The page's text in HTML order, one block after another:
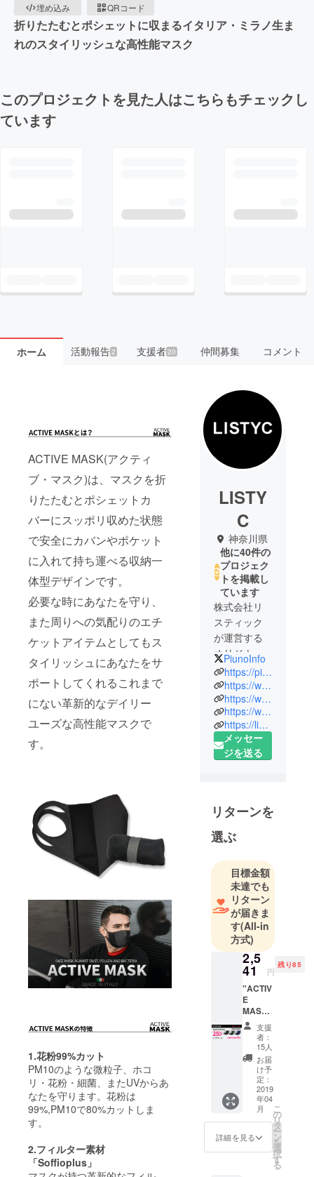
埋め込み
QRコード
折りたたむとポシェットに収まるイタリア・ミラノ生ま
れのスタイリッシュな高性能マスク
このプロジェクトを見た人はこちらもチェックし
ています
ホーム 活動報告2 支援者 20 仲間募集 コメント
ACTIVE MASK(アクティ
ブ・マスク)は、マスクを折
りたたむとポシェットカ
バーにスッポリ収めた状態
で安全にカバンやポケット
に入れて持ち運べる収納一
体型デザインです。
必要な時にあなたを守り、
また周りへの気配りのエチ
ケットアイテムとしてもス
タイリッシュにあなたをサ
ポートしてくれるこれまで
にない革新的なデイリー
ユーズな高性能マスクで
す。
1.花粉99%カット
PM10のような微粒子、ホコ
リ・花粉・細菌、またUVからあ
なたを守ります。花粉は
99%,PM10で80%カットしま
す。
2.フィルター素材
「Soffioplus」
LISTY
C
神奈川県
他に40件の
プロジェク
トを掲載し
ています
株式会社リ
スティック
が運営する
オリジナル
ブランド
「piuno」
は、イタリ
アでのアパ
レル勤務の
経験を活か
し、2021年
ドで2023年
に「piùno」
を商標登録
た。piunoに
は、日常に
溶け込むシ
ンプルなデ
ザインに
「あると嬉
しい」独自
の機能を何
かひとつプ
ラスしたモ
ノづくりを
目指すとい
う意味を込
piunoは、少
人数のチー
ムですが、
PiunoInfo
https://piuuno.com
https://www.instagram.com/piunodesign/
https://www.facebook.com/piunodesign
https://www.youtube.com/@piuno2022
https://lin.ee/1H0DTzi
メッセー
ジを送る
リターンを
選ぶ
目標金額
未達でも
リターン
が届きま
す(All-in
方式)
2,5
41 円
残り85
"ACTIV
E
MASK"
×1 商品
代金
2141円
(25%OF
F)+送料
400円
通常販
売予定
価格
3255円
（送料
込） ＊
プルダ
支援
者：
15人
お届
け予
定：
2019
年04
月
詳細を見る
こ
の
リ
タ
ー
ン
を
選
択
す
る